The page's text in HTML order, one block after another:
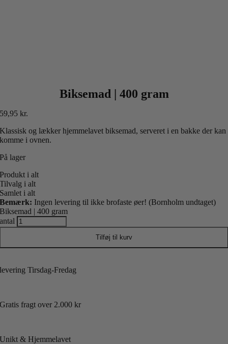
Biksemad | 400 gram
59,95kr.
Klassisk og lækker hjemmelavet biksemad, serveret i en bakke der kan
komme i ovnen.
På lager
Produkt i alt
Tilvalg i alt
Samlet i alt
Bemærk: Ingen levering til ikke brofaste øer! (Bornholm undtaget)
Biksemad | 400 gram
antal
Tilføj til kurv
levering Tirsdag-Fredag
Gratis fragt over 2.000 kr
Unikt & Hjemmelavet